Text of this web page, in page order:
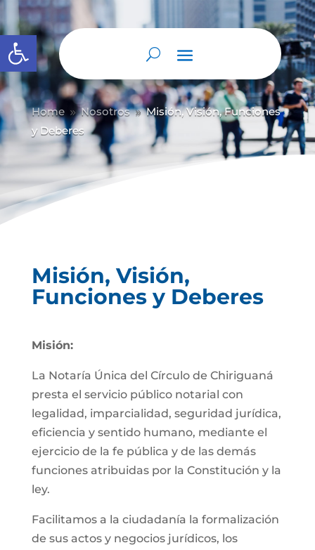
Abrir barra de herramientas
Home 9 Nosotros 9 Misión, Visión, Funciones
y Deberes
Misión, Visión,
Funciones y Deberes
Misión:
La Notaría Única del Círculo de Chiriguaná
presta el servicio público notarial con
legalidad, imparcialidad, seguridad jurídica,
eficiencia y sentido humano, mediante el
ejercicio de la fe pública y de las demás
funciones atribuidas por la Constitución y la
ley.
Facilitamos a la ciudadanía la formalización
de sus actos y negocios jurídicos, los